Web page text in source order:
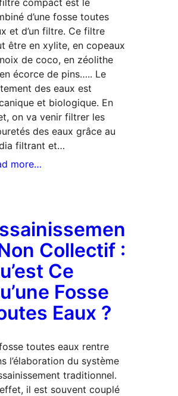
d’une fosse toutes
et d’un filtre. Ce filtre
être en xylite, en copeaux
de coco, en zéolithe
écorce de pins….. Le
des eaux est
et biologique. En
on va venir filtrer les
des eaux grâce au
filtrant et…
more…
Collectif :
Ce
Fosse
Eaux ?
toutes eaux rentre
l’élaboration du système
traditionnel.
il est souvent couplé